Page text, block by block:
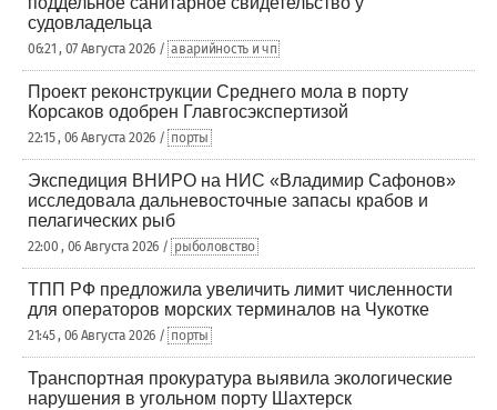
судовладельца
06:21 , 07 Августа 2026 / аварийность и чп
Проект реконструкции Среднего мола в порту
Корсаков одобрен Главгосэкспертизой
22:15 , 06 Августа 2026 / порты
Экспедиция ВНИРО на НИС «Владимир Сафонов»
исследовала дальневосточные запасы крабов и
пелагических рыб
22:00 , 06 Августа 2026 / рыболовство
ТПП РФ предложила увеличить лимит численности
для операторов морских терминалов на Чукотке
21:45 , 06 Августа 2026 / порты
Транспортная прокуратура выявила экологические
нарушения в угольном порту Шахтерск